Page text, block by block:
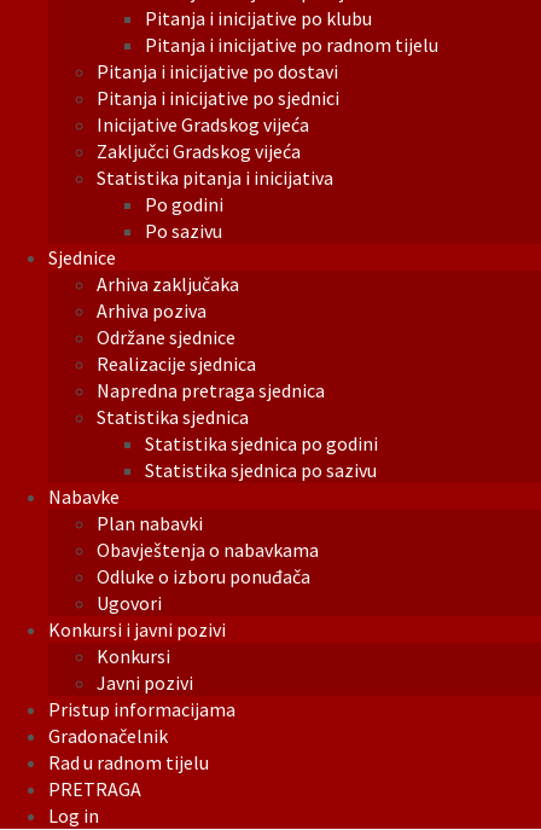
Pitanja i inicijative po klubu
Pitanja i inicijative po radnom tijelu
Pitanja i inicijative po dostavi
Pitanja i inicijative po sjednici
Inicijative Gradskog vijeća
Zaključci Gradskog vijeća
Statistika pitanja i inicijativa
Po godini
Po sazivu
Sjednice
Arhiva zaključaka
Arhiva poziva
Održane sjednice
Realizacije sjednica
Napredna pretraga sjednica
Statistika sjednica
Statistika sjednica po godini
Statistika sjednica po sazivu
Nabavke
Plan nabavki
Obavještenja o nabavkama
Odluke o izboru ponuđača
Ugovori
Konkursi i javni pozivi
Konkursi
Javni pozivi
Pristup informacijama
Gradonačelnik
Rad u radnom tijelu
PRETRAGA
Log in